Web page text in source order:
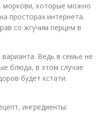
моркови, которые можно
просторах интернета.
со жгучим перцем в
Ведь в семье не
блюда, в этом случае
будет кстати.
ингредиенты: